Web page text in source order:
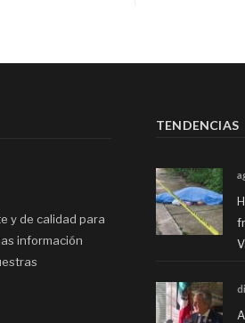
y de calidad para
información
TENDENCIAS